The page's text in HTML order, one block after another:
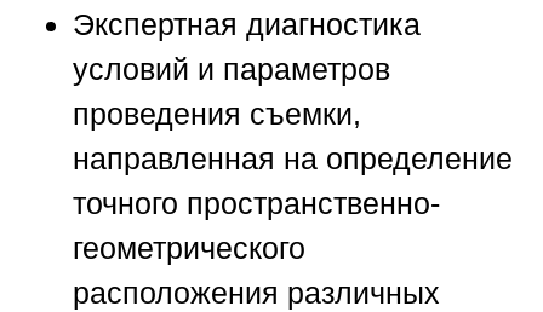
Экспертная диагностика
условий и параметров
проведения съемки,
направленная на определение
точного пространственно-
геометрического
расположения различных